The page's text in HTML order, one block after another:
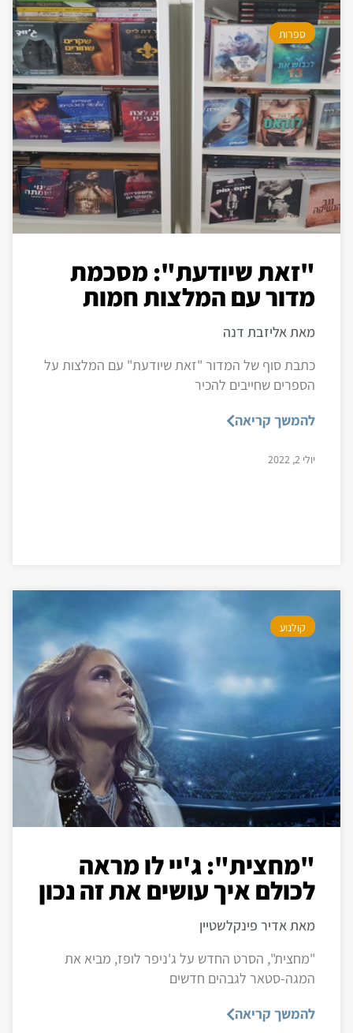
ספרות
"זאת שיודעת": מסכמת
מדור עם המלצות חמות
מאת אליזבת דנה
כתבת סוף של המדור "זאת שיודעת" עם המלצות על
הספרים שחייבים להכיר
להמשך קריאה
יולי 2, 2022
קולנוע
"מחצית": ג'יי לו מראה
לכולם איך עושים את זה נכון
מאת אדיר פינקלשטיין
"מחצית", הסרט החדש על ג'ניפר לופז, מביא את
המגה-סטאר לגבהים חדשים
להמשך קריאה